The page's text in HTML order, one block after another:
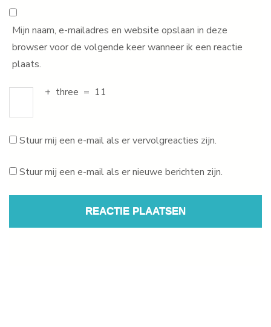
Mijn naam, e-mailadres en website opslaan in deze
browser voor de volgende keer wanneer ik een reactie
plaats.
+ three = 11
Stuur mij een e-mail als er vervolgreacties zijn.
Stuur mij een e-mail als er nieuwe berichten zijn.